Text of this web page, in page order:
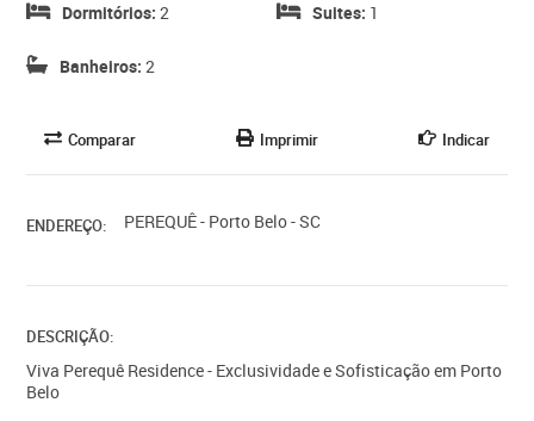
Dormitórios: 2
Banheiros: 2
Suites: 1
Comparar Imprimir Indicar
ENDEREÇO: PEREQUÊ - Porto Belo - SC
DESCRIÇÃO:
Viva Perequê Residence - Exclusividade e Sofisticação em Porto
Belo